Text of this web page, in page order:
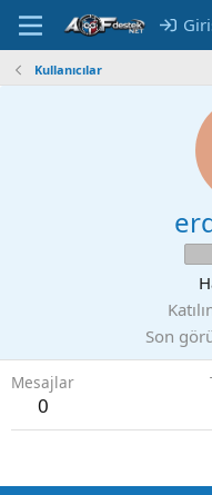
Kullanıcılar
Son
Mesajlar
0